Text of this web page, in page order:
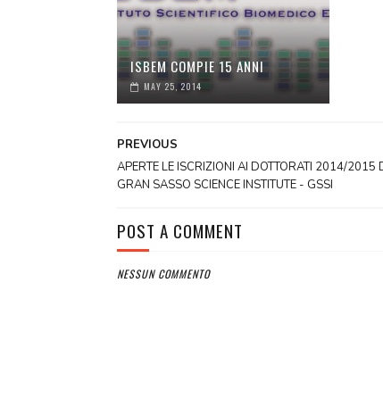
ISBEM COMPIE 15 ANNI
MAY 25, 2014
PREVIOUS
APERTE LE ISCRIZIONI AI DOTTORATI 2014/2015
GRAN SASSO SCIENCE INSTITUTE - GSSI
POST A COMMENT
NESSUN COMMENTO